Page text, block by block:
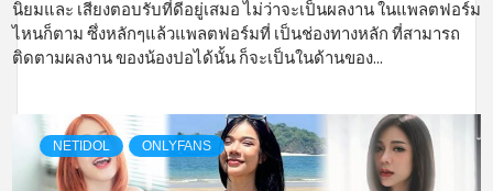
นิยมและ เสียงตอบรับที่ดีอยู่เสมอ ไม่ว่าจะเป็นผลงาน ในแพลตฟอร์ม
ไหนก็ตาม ซึ่งหลักๆแล้วแพลตฟอร์มที่ เป็นช่องทางหลัก ที่สามารถ
ติดตามผลงาน ของน้องปอได้นั้น ก็จะเป็นในด้านของ...
NETIDOL ONLYFANS